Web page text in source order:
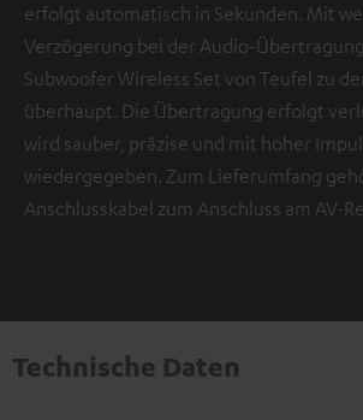
erfolgt automatisch in Sekunden. Mit
Verzögerung bei der Audio-
Subwoofer Wireless Set von Teufel zu
überhaupt. Die Übertragung erfolgt
wird sauber, präzise und mit hoher
wiedergegeben. Zum Lieferumfang
Anschlusskabel zum Anschluss am AV-
Technische Daten